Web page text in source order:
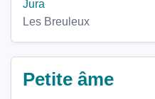
Jura
Les Breuleux
Petite âme